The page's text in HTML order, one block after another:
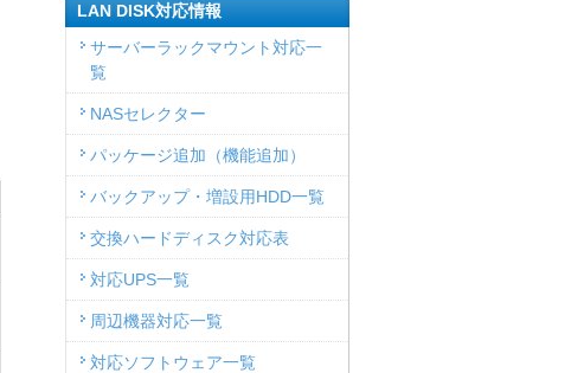
LAN DISK対応情報
サーバーラックマウント対応一
覧
NASセレクター
パッケージ追加（機能追加）
バックアップ・増設用HDD一覧
交換ハードディスク対応表
対応UPS一覧
周辺機器対応一覧
対応ソフトウェア一覧